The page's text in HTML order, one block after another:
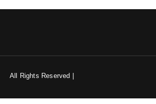
All Rights Reserved |